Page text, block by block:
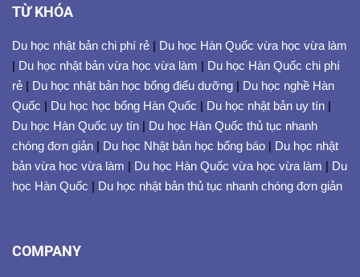
TỪ KHÓA
Du học nhật bản chi phí rẻ | Du học Hàn Quốc vừa học vừa làm
| Du học nhật bản vừa học vừa làm | Du học Hàn Quốc chi phí
rẻ | Du học nhật bản học bổng điểu dưỡng | Du học nghề Hàn
Quốc | Du học học bổng Hàn Quốc | Du học nhật bản uy tín |
Du học Hàn Quốc uy tín | Du học Hàn Quốc thủ tục nhanh
chóng đơn giản | Du học Nhật bản học bổng báo | Du học nhật
bản vừa học vừa làm | Du học Hàn Quốc vừa học vừa làm | Du
học Hàn Quốc | Du học nhật bản thủ tục nhanh chóng đơn giản
COMPANY